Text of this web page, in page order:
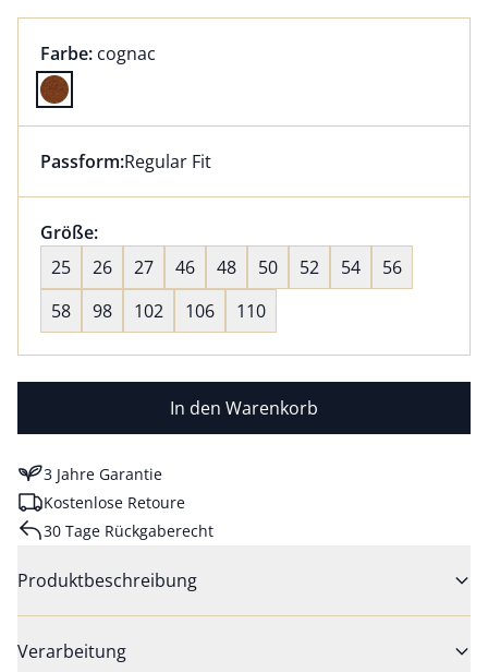
Farbauswahl:
Farbe: aktuell ausgewählt:
cognac
Farbe cognac ausgewählt
Dieser Artikel hat die Passform Regular Fit. für
Passform:Regular Fit
Größenauswahl:
Größe:nichts ausgewählt
25
26 27 46 48 50 52 54
56
58
98 102 106 110
In den Warenkorb
3 Jahre Garantie
Kostenlose Retoure
30 Tage Rückgaberecht
Produktbeschreibung
Verarbeitung